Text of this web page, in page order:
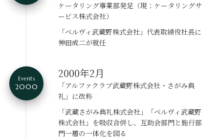
ケータリング事業部発足 （現：ケータリングサ
ービス株式会社）
「ベルヴィ武蔵野株式会社」 代表取締役社長に
神田成二が就任
Events
2000
2000年2月
「アルファクラブ武蔵野株式会社・さがみ典
礼」に改称
「武蔵さがみ典礼株式会社」「ベルヴィ武蔵野
株式会社」を吸収合併し、互助会部門と施行部
門一層の一体化を図る